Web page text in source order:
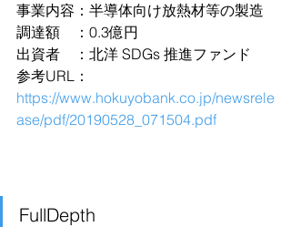
事業内容：半導体向け放熱材等の製造
調達額　：0.3億円
出資者　：北洋 SDGs 推進ファンド
参考URL：
https://www.hokuyobank.co.jp/newsrele
ase/pdf/20190528_071504.pdf
FullDepth